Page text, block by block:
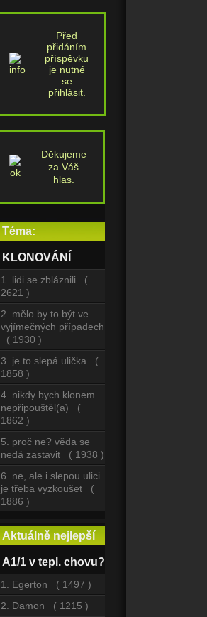
Před
přidáním
příspěvku
je nutné
se
přihlásit.
Děkujeme
za Váš
hlas.
Téma:
KLONOVÁNÍ
1. lidi se zbláznili (
2621 )
2. mělo by to být ve
vyjímečných případech
( 1930 )
3. je to slepá ulička (
1858 )
4. nikdy bych klonem
nepřipouštěl(a) (
1862 )
5. proč ne? věda se
nedá zastavit ( 1938 )
6. ne, ale i slepou ulici
je třeba vyzkoušet (
1886 )
Aktuálně nejlepší
A1/1 v tepl. chovu?
1. Egerton ( 1497 )
2. Damon ( 1215 )